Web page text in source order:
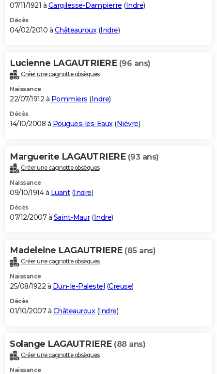
07/11/1921 à Gargilesse-Dampierre (Indre)
Décès
04/02/2010 à Châteauroux(Indre)
Lucienne LAGAUTRIERE (96 ans)
Créer une cagnotte obsèques
Naissance
22/07/1912 à Pommiers (Indre)
Décès
14/10/2008 à Pougues-les-Eaux(Nièvre)
Marguerite LAGAUTRIERE (93 ans)
Créer une cagnotte obsèques
Naissance
09/10/1914 à Luant(Indre)
Décès
07/12/2007 à Saint-Maur(Indre)
Madeleine LAGAUTRIERE (85 ans)
Créer une cagnotte obsèques
Naissance
25/08/1922 à Dun-le-Palestel (Creuse)
Décès
01/10/2007 à Châteauroux(Indre)
Solange LAGAUTRIERE (88 ans)
Créer une cagnotte obsèques
Naissance